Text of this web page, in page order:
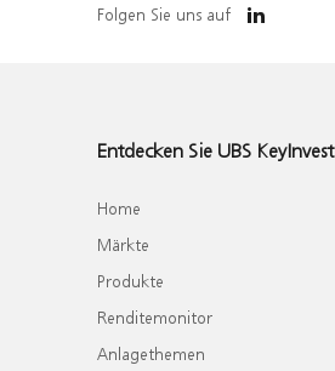
Folgen Sie uns auf
Entdecken Sie UBS KeyInvest
Home
Märkte
Produkte
Renditemonitor
Anlagethemen